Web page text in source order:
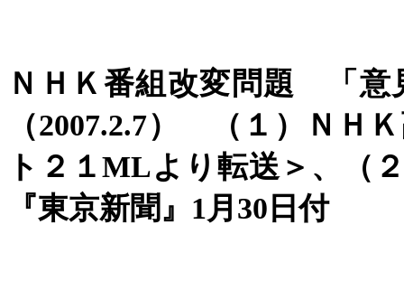
ＮＨＫ番組改変問題 「意
（2007.2.7） （１）ＮＨ
ト２１MLより転送＞、
『東京新聞』1月30日付